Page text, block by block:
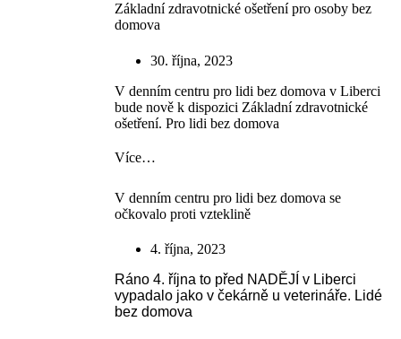
Základní zdravotnické ošetření pro osoby bez
domova
30. října, 2023
V denním centru pro lidi bez domova v Liberci
bude nově k dispozici Základní zdravotnické
ošetření. Pro lidi bez domova
Více…
V denním centru pro lidi bez domova se
očkovalo proti vzteklině
4. října, 2023
Ráno 4. října to před NADĚJÍ v Liberci
vypadalo jako v čekárně u veterináře. Lidé
bez domova